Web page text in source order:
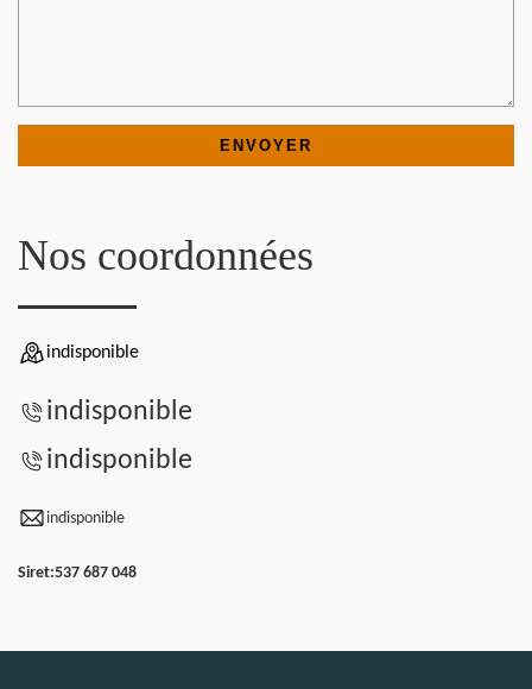
Nos coordonnées
indisponible
indisponible
indisponible
indisponible
Siret:537 687 048